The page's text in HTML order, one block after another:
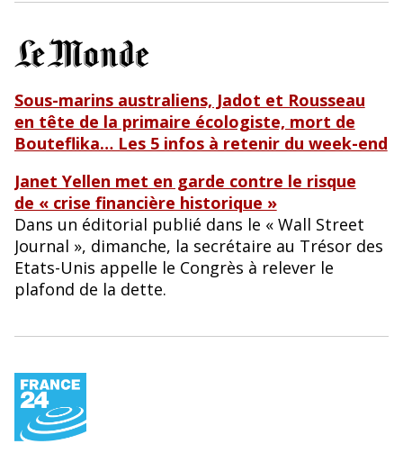
Sous-marins australiens, Jadot et Rousseau
en tête de la primaire écologiste, mort de
Bouteflika… Les 5 infos à retenir du week-end
Janet Yellen met en garde contre le risque
de « crise financière historique »
Dans un éditorial publié dans le « Wall Street
Journal », dimanche, la secrétaire au Trésor des
Etats-Unis appelle le Congrès à relever le
plafond de la dette.